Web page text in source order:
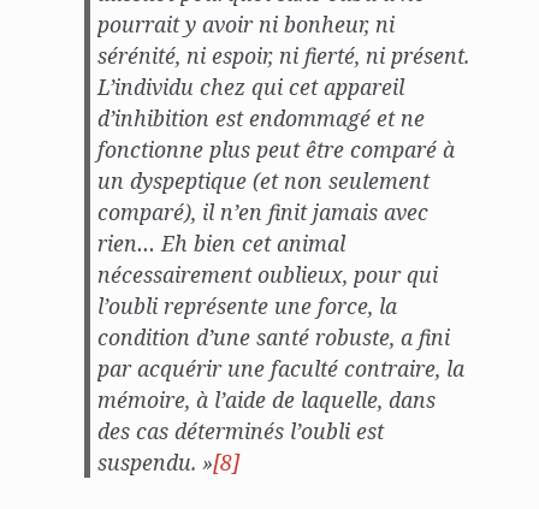
pourrait y avoir ni bonheur, ni
sérénité, ni espoir, ni fierté, ni présent.
L’individu chez qui cet appareil
d’inhibition est endommagé et ne
fonctionne plus peut être comparé à
un dyspeptique (et non seulement
comparé), il n’en finitjamais avec
rien… Eh bien cet animal
nécessairement oublieux, pour qui
l’oubli représente une force, la
condition d’une santé robuste, a fini
par acquérir une faculté contraire, la
mémoire, à l’aide de laquelle, dans
des cas déterminés l’oubli est
suspendu. »[8]